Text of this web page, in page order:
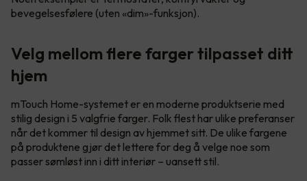
bevegelsesfølere (uten «dim»-funksjon).
Velg mellom flere farger tilpasset ditt
hjem
mTouch Home-systemet er en moderne produktserie med
stilig design i 5 valgfrie farger. Folk flest har ulike preferanser
når det kommer til design av hjemmet sitt. De ulike fargene
på produktene gjør det lettere for deg å velge noe som
passer sømløst inn i ditt interiør – uansett stil.